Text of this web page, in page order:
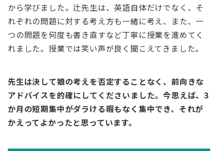
から学びました。辻先生は、英語自体だけでなく、そ
れぞれの問題に対する考え方も一緒に考え、また、一
つの問題を何度も書き直すなど丁寧に授業を進めてく
れました。授業では笑い声が良く聞こえてきました。
先生は決して娘の考えを否定することなく、前向きな
アドバイスを的確にしてくださいました。今思えば、3
か月の短期集中がダラける暇もなく集中でき、それが
かえってよかったと思っています。